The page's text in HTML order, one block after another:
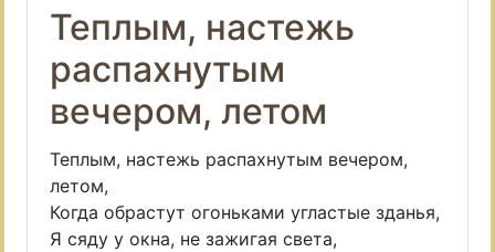
Теплым, настежь
распахнутым
вечером, летом
Теплым, настежь распахнутым вечером,
летом,
Когда обрастут огоньками угластые зданья,
Я сяду у окна, не зажигая света,